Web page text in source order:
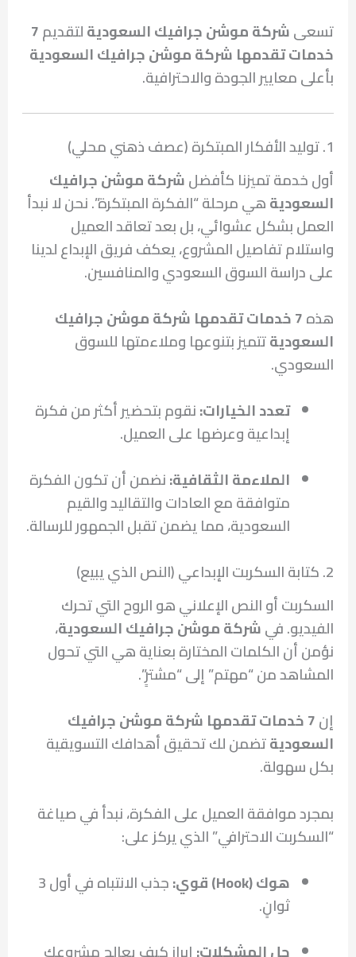
تسعىشركة موشن جرافيك السعوديةلتقديم7
خدمات تقدمها شركة موشن جرافيك السعودية
بأعلى معايير الجودة والاحترافية.
1. توليد الأفكار المبتكرة (عصف ذهني محلي)
أول خدمة تميزنا كأفضلشركة موشن جرافيك
السعوديةهي مرحلة “الفكرة المبتكرة”. نحن لا نبدأ
العمل بشكل عشوائي، بل بعد تعاقد العميل
واستلام تفاصيل المشروع، يعكف فريق الإبداع لدينا
على دراسة السوق السعودي والمنافسين.
هذه 7 خدمات تقدمها شركة موشن جرافيك
السعوديةتتميز بتنوعها وملاءمتها للسوق
السعودي.
تعدد الخيارات:نقوم بتحضير أكثر من فكرة
إبداعية وعرضها على العميل.
الملاءمة الثقافية:نضمن أن تكون الفكرة
متوافقة مع العادات والتقاليد والقيم
السعودية، مما يضمن تقبل الجمهور للرسالة.
2. كتابة السكربت الإبداعي (النص الذي يبيع)
السكربت أو النص الإعلاني هو الروح التي تحرك
الفيديو. فيشركة موشن جرافيك السعودية،
نؤمن أن الكلمات المختارة بعناية هي التي تحول
المشاهد من “مهتم” إلى “مشترٍ”.
إن 7 خدمات تقدمها شركة موشن جرافيك
السعوديةتضمن لك تحقيق أهدافك التسويقية
بكل سهولة.
بمجرد موافقة العميل على الفكرة، نبدأ في صياغة
“السكربت الاحترافي” الذي يركز على:
هوك (Hook) قوي:
جذب الانتباه في أول 3
ثوانٍ.
حل المشكلات: إبراز كيف يعالج مشروعك